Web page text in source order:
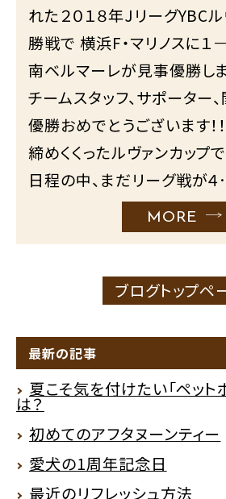
れた２０１８年JリーグYBC
勝戦で 横浜F・マリノスに１
南ベルマーレが見事優勝し
チームスタッフ、サポーター
優勝おめでとうございます
締めくくったルヴァンカップ
日程の中、まだリーグ戦が
MORE
ブログトップペ
最新の記事
夏こそ気を付けたい「ペット
は？
初めてのアフタヌーンティー
愛犬の1周年記念日
最近のリフレッシュ方法